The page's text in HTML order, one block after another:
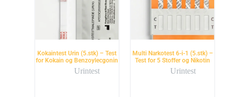
Kokaintest Urin (5.stk) – Test
for Kokain og Benzoylecgonin
Urintest
Multi Narkotest 6-i-1 (5.stk) –
Test for 5 Stoffer og Nikotin
Urintest